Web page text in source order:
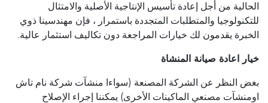
الحالية من أجل إعادة تأسيس الإنتاجية الأصلية والامتثال
للتكنولوجيا والمتطلبات المتجددة باستمرار ، فإن مهندسينا ذوي
الخبرة يقدمون لك خيارات المراجعة دون تكاليف استثمار عالية.
خيار اعادة صيانة المنشاة
بغض النظر عن الشركة المصنعة (سواءا منشآت شركة نام تاش
اومنشآت مصنعي الماكينات الأخرى) يمكننا إجراء الإصلاح